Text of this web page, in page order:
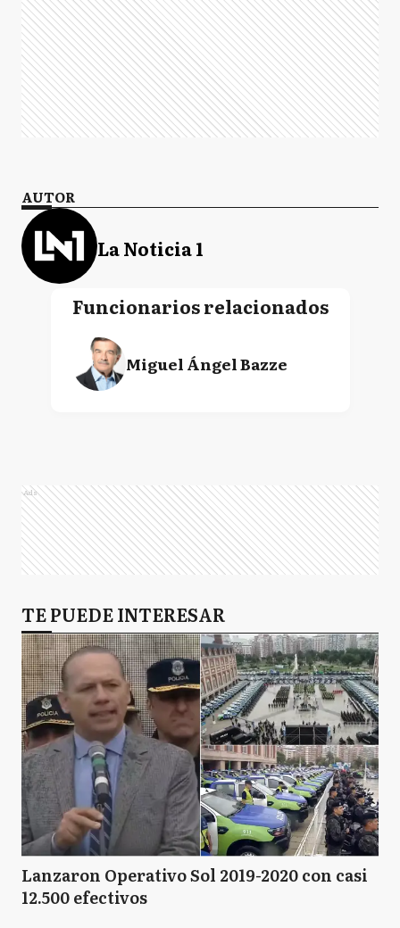
AUTOR
La Noticia 1
Funcionarios relacionados
Miguel Ángel Bazze
Ads
TE PUEDE INTERESAR
Lanzaron Operativo Sol 2019-2020 con casi
12.500 efectivos